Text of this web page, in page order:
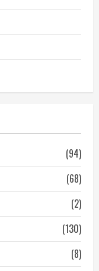
(94)
(68)
(2)
(130)
(8)